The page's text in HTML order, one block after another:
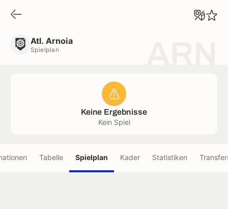
Atl. Arnoia
Spielplan
Keine Ergebnisse
Kein Spiel
Tabelle Spielplan Kader Statistiken